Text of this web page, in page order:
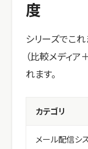
度
シリーズでこ
（比較メディ
れます。
カテゴリ
メール配信シ